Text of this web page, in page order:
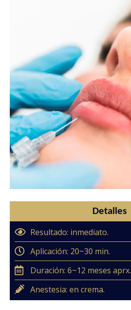
Detalles
Resultado: inmediato.
Aplicación: 20~30 min.
Duración: 6~12 meses aprx.
Anestesia: en crema.